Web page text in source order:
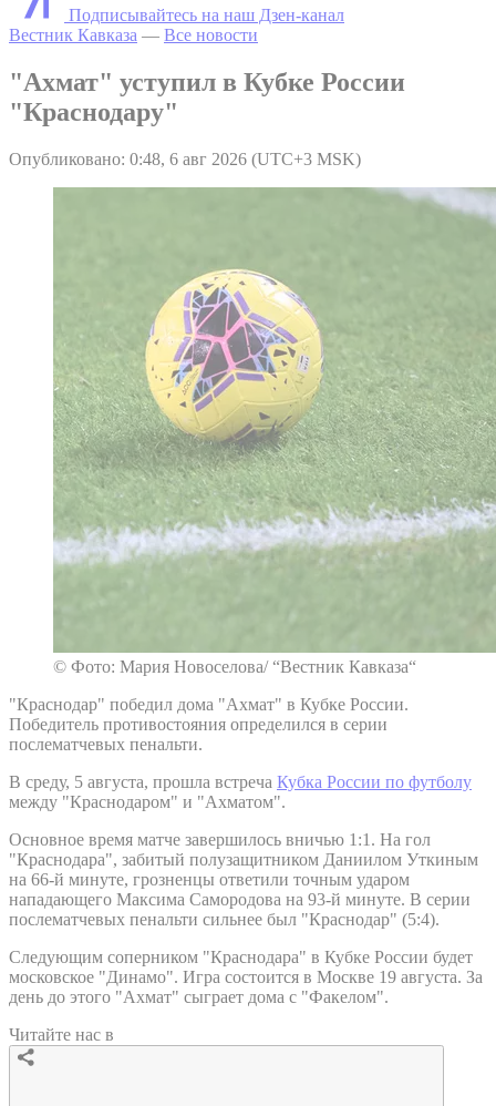
Подписывайтесь на наш Дзен-канал
Вестник Кавказа — Все новости
"Ахмат" уступил в Кубке России
"Краснодару"
Опубликовано: 0:48, 6 авг 2026 (UTC+3 MSK)
© Фото: Мария Новоселова/ “Вестник Кавказа“
"Краснодар" победил дома "Ахмат" в Кубке России.
Победитель противостояния определился в серии
послематчевых пенальти.
В среду, 5 августа, прошла встреча Кубка России по футболу
между "Краснодаром" и "Ахматом".
Основное время матче завершилось вничью 1:1. На гол
"Краснодара", забитый полузащитником Даниилом Уткиным
на 66-й минуте, грозненцы ответили точным ударом
нападающего Максима Самородова на 93-й минуте. В серии
послематчевых пенальти сильнее был "Краснодар" (5:4).
Следующим соперником "Краснодара" в Кубке России будет
московское "Динамо". Игра состоится в Москве 19 августа. За
день до этого "Ахмат" сыграет дома с "Факелом".
Читайте нас в